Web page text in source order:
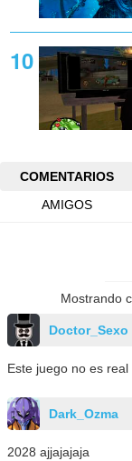
COMENTARIOS
AMIGOS
Mostrando
Doctor_Sexo
Este juego no es real
Dark_Ozma
2028 ajjajajaja